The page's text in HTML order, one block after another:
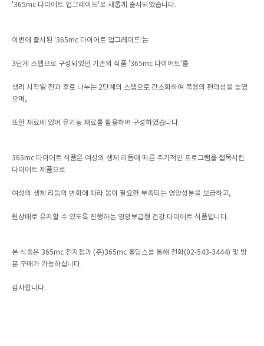
'365mc 다이어트 업그레이드'로 새롭게 출시되었습니다.
이번에 출시된 '365mc 다이어트 업그레이드'는
3단계 스텝으로 구성되었던 기존의 식품 '365mc 다이어트'를
생리 시작일 전과 후로 나누는 2단계의 스텝으로 간소화하여 복용의 편의성을 높였
으며,
또한 재료에 있어 유기농 재료를 활용하여 구성하였습니다.
365mc 다이어트 식품은 여성의 생체 리듬에 따른 주기적인 프로그램을 접목시킨
다이어트 제품으로
여성의 생체 리듬의 변화에 따라 몸이 필요한 부족되는 영양성분을 보급하고,
원상태로 유지할 수 있도록 진행하는 영양보급형 건강 다이어트 식품입니다.
본 식품은 365mc 전지점과 (주)365mc 홀딩스를 통해 전화(02-543-3444) 및 방
문 구매가 가능하십니다.
감사합니다.